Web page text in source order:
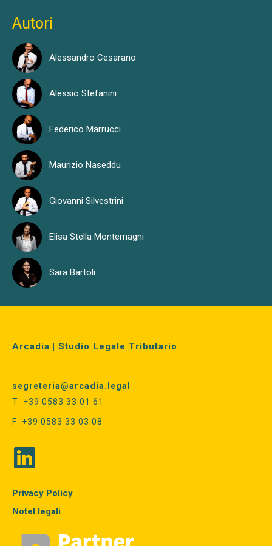
Autori
Alessandro Cesarano
Alessio Stefanini
Federico Marrucci
Maurizio Naseddu
Giovanni Silvestrini
Elisa Stella Montemagni
Sara Bartoli
Arcadia | Studio Legale Tributario
segreteria@arcadia.legal
T: +39 0583 33 01 61
F: +39 0583 33 03 08
Privacy Policy
Notel legali